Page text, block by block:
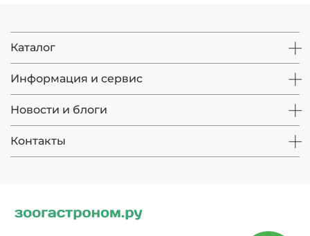
Каталог
Информация и сервис
Новости и блоги
Контакты